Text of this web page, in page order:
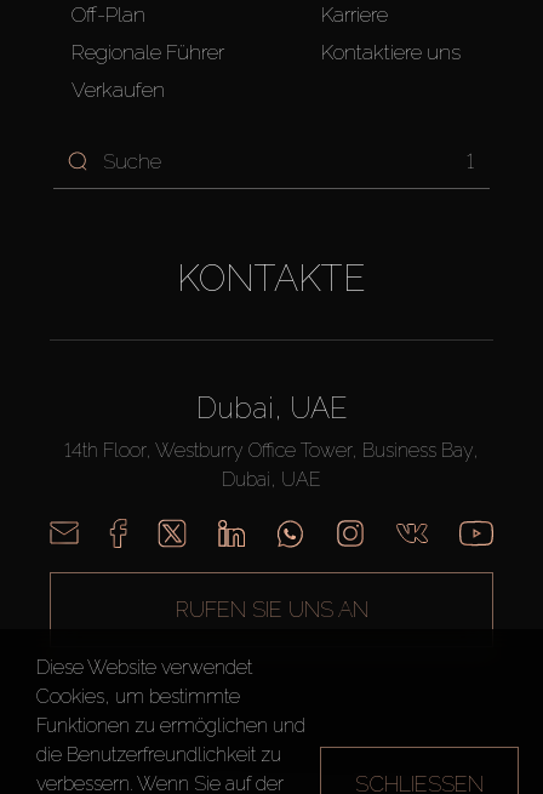
Off-Plan
Regionale Führer
Verkaufen
Karriere
Kontaktiere uns
1
KONTAKTE
Dubai, UAE
14th Floor, Westburry Office Tower, Business Bay,
Dubai, UAE
RUFEN SIE UNS AN
Diese Website verwendet
Cookies, um bestimmte
Funktionen zu ermöglichen und
die Benutzerfreundlichkeit zu
verbessern. Wenn Sie auf der
SCHLIESSEN